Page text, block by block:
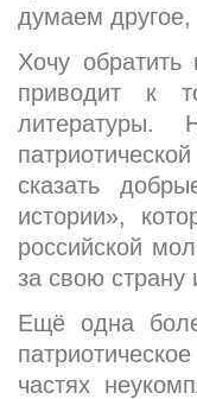
думаем другое,
Хочу
приводит к
литературы.
сказать
истории»,
российской
за свою страну
Ещё одна
частях